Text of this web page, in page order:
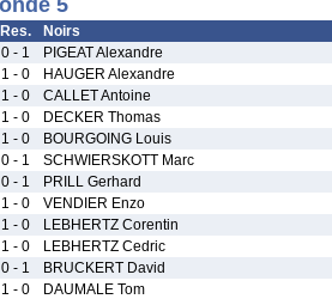
5
Res. Noirs
0 - 1 PIGEAT Alexandre
1 - 0 HAUGER Alexandre
1 - 0 CALLET Antoine
1 - 0 DECKER Thomas
1 - 0 BOURGOING Louis
0 - 1 SCHWIERSKOTT Marc
0 - 1 PRILL Gerhard
1 - 0 VENDIER Enzo
1 - 0 LEBHERTZ Corentin
1 - 0 LEBHERTZ Cedric
0 - 1 BRUCKERT David
1 - 0 DAUMALE Tom